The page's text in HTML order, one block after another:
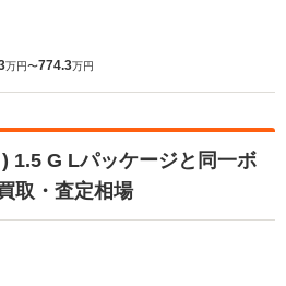
万円〜774.3万円
1.5 G Lパッケージと同一ボ
取・査定相場